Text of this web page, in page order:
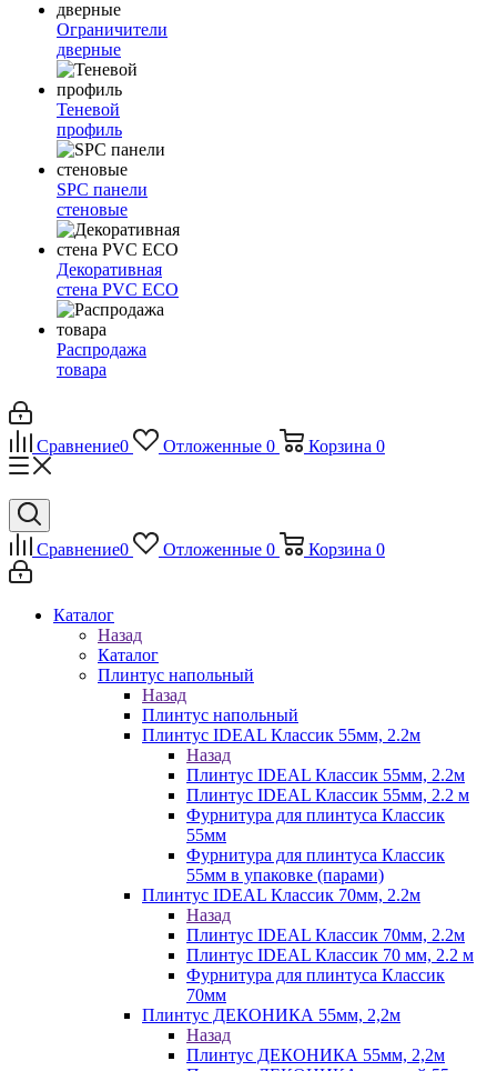
Ограничители
дверные
Теневой
профиль
SPC панели
стеновые
Декоративная
стена PVC ECO
Распродажа
товара
Сравнение0 Отложенные 0 Корзина 0
Сравнение0 Отложенные 0 Корзина 0
Каталог
Назад
Каталог
Плинтус напольный
Назад
Плинтус напольный
Плинтус IDEAL Классик 55мм, 2.2м
Назад
Плинтус IDEAL Классик 55мм, 2.2м
Плинтус IDEAL Классик 55мм, 2.2 м
Фурнитура для плинтуса Классик
55мм
Фурнитура для плинтуса Классик
55мм в упаковке (парами)
Плинтус IDEAL Классик 70мм, 2.2м
Назад
Плинтус IDEAL Классик 70мм, 2.2м
Плинтус IDEAL Классик 70 мм, 2.2 м
Фурнитура для плинтуса Классик
70мм
Плинтус ДЕКОНИКА 55мм, 2,2м
Назад
Плинтус ДЕКОНИКА 55мм, 2,2м